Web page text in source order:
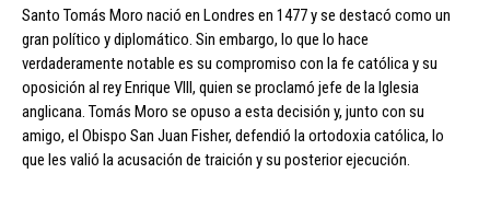
Santo Tomás Moro nació en Londres en 1477 y se destacó como un
gran político y diplomático. Sin embargo, lo que lo hace
verdaderamente notable es su compromiso con la fe católica y su
oposición al rey Enrique VIII, quien se proclamó jefe de la Iglesia
anglicana. Tomás Moro se opuso a esta decisión y, junto con su
amigo, el Obispo San Juan Fisher, defendió la ortodoxia católica, lo
que les valió la acusación de traición y su posterior ejecución.